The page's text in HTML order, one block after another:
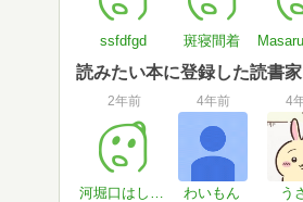
ssfdfgd 斑寝間着
読みたい本に登録した読書家
2年前
河堀口はしうど
4年前
わいもん
4
う